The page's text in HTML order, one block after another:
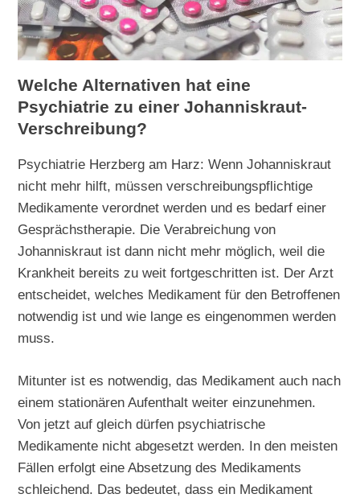
Welche Alternativen hat eine
Psychiatrie zu einer Johanniskraut-
Verschreibung?
Psychiatrie Herzberg am Harz: Wenn Johanniskraut
nicht mehr hilft, müssen verschreibungspflichtige
Medikamente verordnet werden und es bedarf einer
Gesprächstherapie. Die Verabreichung von
Johanniskraut ist dann nicht mehr möglich, weil die
Krankheit bereits zu weit fortgeschritten ist. Der Arzt
entscheidet, welches Medikament für den Betroffenen
notwendig ist und wie lange es eingenommen werden
muss.
Mitunter ist es notwendig, das Medikament auch nach
einem stationären Aufenthalt weiter einzunehmen.
Von jetzt auf gleich dürfen psychiatrische
Medikamente nicht abgesetzt werden. In den meisten
Fällen erfolgt eine Absetzung des Medikaments
schleichend. Das bedeutet, dass ein Medikament